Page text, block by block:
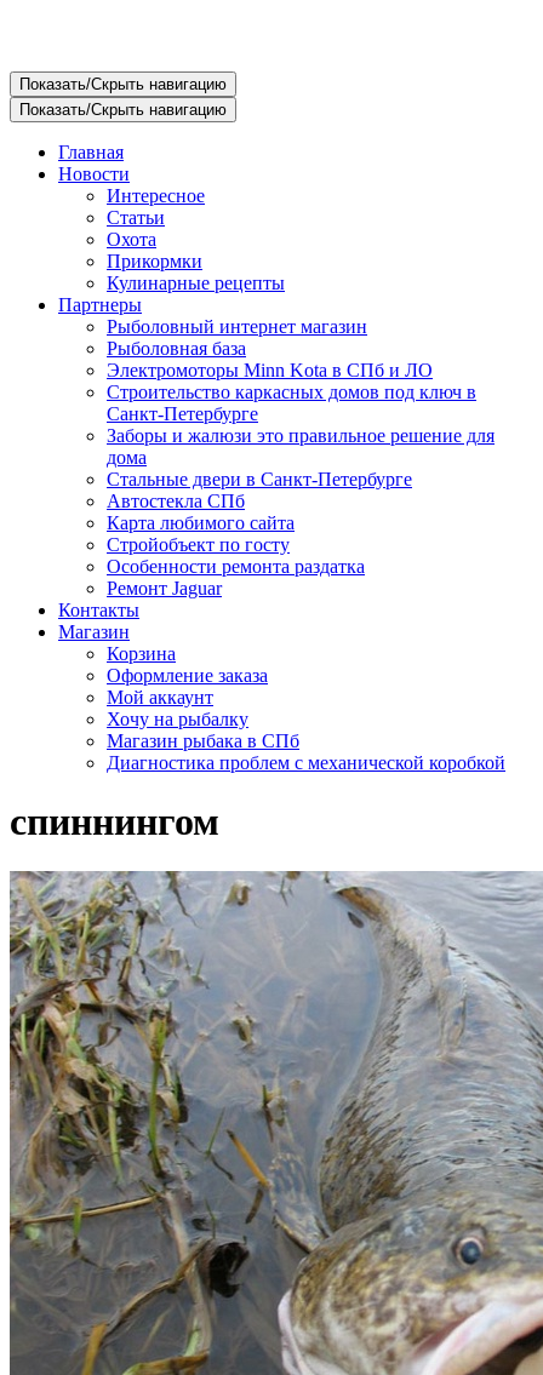
Показать/Скрыть навигацию
Показать/Скрыть навигацию
Главная
Новости
Интересное
Статьи
Охота
Прикормки
Кулинарные рецепты
Партнеры
Рыболовный интернет магазин
Рыболовная база
Электромоторы Minn Kota в СПб и ЛО
Строительство каркасных домов под ключ в
Санкт-Петербурге
Заборы и жалюзи это правильное решение для
дома
Стальные двери в Санкт-Петербурге
Автостекла СПб
Карта любимого сайта
Стройобъект по госту
Особенности ремонта раздатка
Ремонт Jaguar
Контакты
Магазин
Корзина
Оформление заказа
Мой аккаунт
Хочу на рыбалку
Магазин рыбака в СПб
Диагностика проблем с механической коробкой
спиннингом